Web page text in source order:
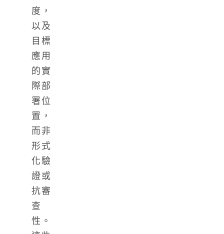
度，
以及
目標
應用
的實
際部
署位
置，
而非
形式
化驗
證或
抗審
查
性。